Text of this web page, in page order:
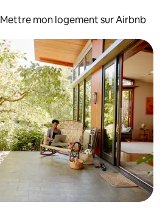
Mettre mon logement sur Airbnb